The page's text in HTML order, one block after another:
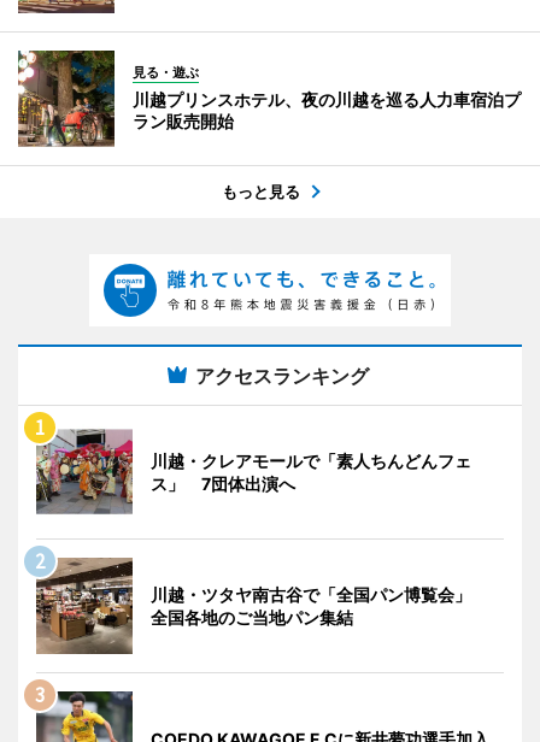
見る・遊ぶ
川越プリンスホテル、夜の川越を巡る人力車宿泊プ
ラン販売開始
もっと見る
アクセスランキング
川越・クレアモールで「素人ちんどんフェ
ス」 7団体出演へ
川越・ツタヤ南古谷で「全国パン博覧会」
全国各地のご当地パン集結